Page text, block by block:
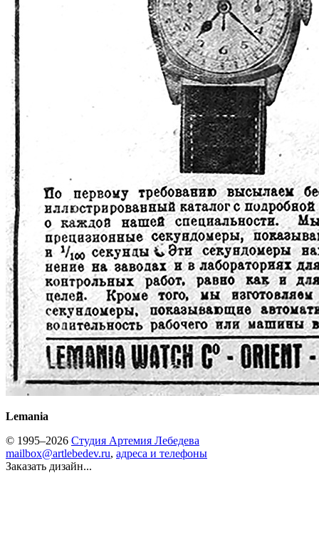
Lemania
© 1995–2026 Студия Артемия Лебедева
mailbox@artlebedev.ru, адреса и телефоны
Заказать дизайн...